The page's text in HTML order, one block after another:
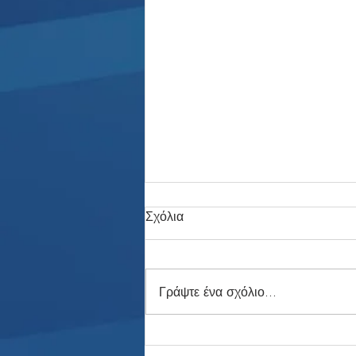
Σχόλια
Γράψτε ένα σχόλιο...